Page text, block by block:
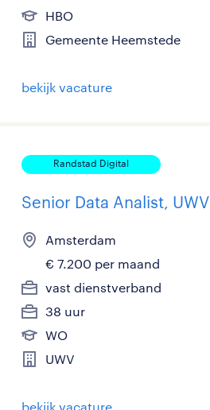
HBO
Gemeente Heemstede
bekijk vacature
Randstad Digital
Senior Data Analist, UWV
Amsterdam
€ 7.200 per maand
vast dienstverband
38 uur
WO
UWV
bekijk vacature